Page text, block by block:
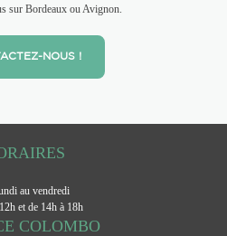
sur Bordeaux ou Avignon.
NOUS !
au vendredi
et de 14h à 18h
COLOMBO